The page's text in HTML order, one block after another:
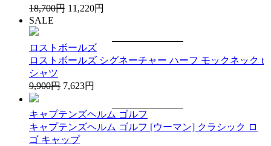
18,700円 11,220円
SALE
ロストボールズ
ロストボールズ シグネーチャー ハーフ モックネック t
シャツ
9,900円 7,623円
キャプテンズヘルム ゴルフ
キャプテンズヘルム ゴルフ [ウーマン] クラシック ロ
ゴ キャップ